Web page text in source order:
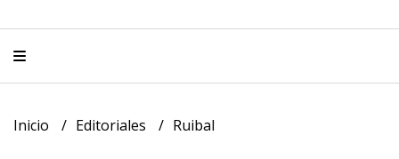
Inicio Editoriales Ruibal